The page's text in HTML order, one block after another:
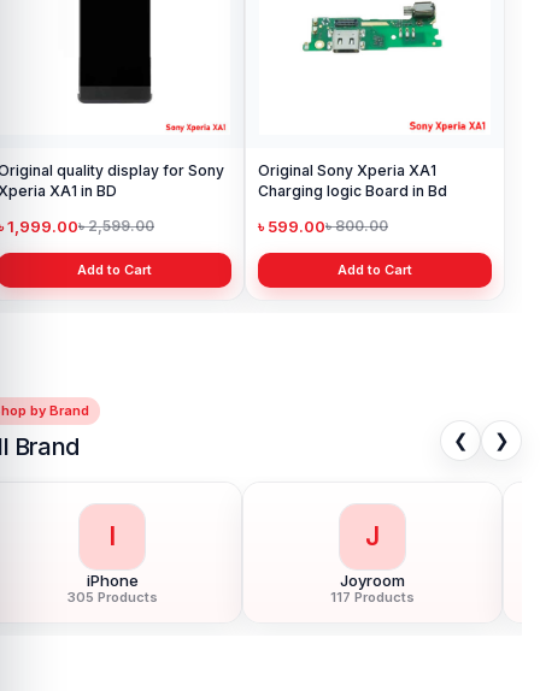
quality display for Sony
XA1 in BD
1,999.00৳ 2,599.00
Add to Cart
Original Sony Xperia XA1
Charging logic Board in Bd
৳ 599.00৳ 800.00
Add to Cart
by Brand
Brand ❮ ❯
I
iPhone
305 Products
J
Joyroom
117 Products